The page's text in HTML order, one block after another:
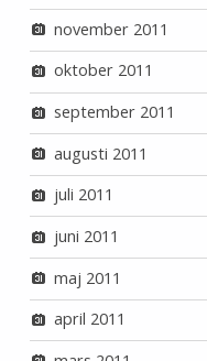
november 2011
oktober 2011
september 2011
augusti 2011
juli 2011
juni 2011
maj 2011
april 2011